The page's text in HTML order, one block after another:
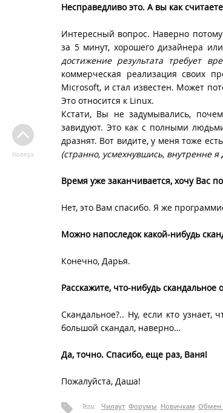
Несправедливо это. А вы как
Интересный вопрос. Наверно
за 5 минут, хорошего дизайнера
достижение результата требует
коммерческая реализация своих
Microsoft, и стал известен. Может
Это относится к Linux.
Кстати, Вы не задумывались,
завидуют. Это как с полными
дразнят. Вот видите, у меня тоже
(странно, усмехнувшись, внутренне
Время уже заканчивается, хочу Вас
Нет, это Вам спасибо. Я же
Можно напоследок какой-нибудь
Конечно, Дарья.
Расскажите, что-нибудь скандальное
Скандальное?.. Ну, если кто
большой скандал, наверно…
Да, точно. Спасибо, еще раз, Ваня!
Пожалуйста, Даша!
Теги: Чилаут Форумы Новичкам Обмен
Наверх